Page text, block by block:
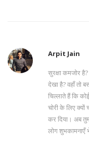
Arpit Jain
सुरक्षा कमजोर
देखा है? वहाँ तो
चिल्लाते हैं कि
चोरी के लिए
कर दिया। अब
लोग शुभकामनाएँ